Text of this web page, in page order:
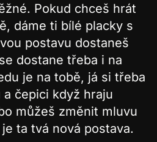
Pokud chceš hrát
dáme ti bílé placky s
postavu dostaneš
dostane třeba i na
je na tobě, já si třeba
čepici když hraju
můžeš změnit mluvu
ta tvá nová postava.